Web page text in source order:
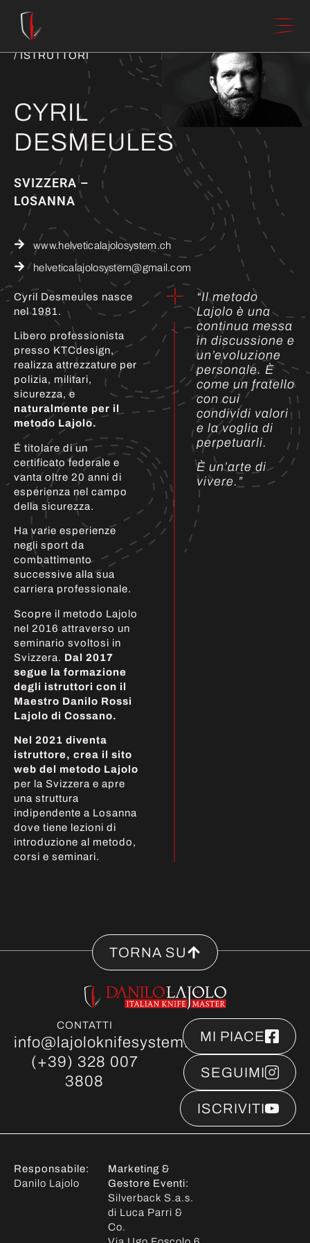
/ ISTRUTTORI
CYRIL
DESMEULES
SVIZZERA –
LOSANNA
www.helveticalajolosystem.ch
helveticalajolosystem@gmail.com
Cyril Desmeules nasce
nel 1981.
Libero professionista
presso KTCdesign,
realizza attrezzature per
polizia, militari,
sicurezza, e
naturalmente per il
metodo Lajolo.
É titolare di un
certificato federale e
vanta oltre 20 anni di
esperienza nel campo
della sicurezza.
Ha varie esperienze
negli sport da
combattimento
successive alla sua
carriera professionale.
Scopre il metodo Lajolo
nel 2016 attraverso un
seminario svoltosi in
Svizzera. Dal 2017
segue la formazione
degli istruttori con il
Maestro Danilo Rossi
Lajolo di Cossano.
Nel 2021 diventa
istruttore, crea il sito
web del metodo Lajolo
per la Svizzera e apre
una struttura
indipendente a Losanna
dove tiene lezioni di
introduzione al metodo,
corsi e seminari.
“Il metodo
Lajolo è una
continua messa
in discussione e
un’evoluzione
personale. È
come un fratello
con cui
condividi valori
e la voglia di
perpetuarli.
È un’arte di
vivere.”
TORNA SU
CONTATTI
info@lajoloknifesystem.it
(+39) 328 007
3808
MI PIACE
SEGUIMI
ISCRIVITI
Responsabile:
Danilo Lajolo
Marketing &
Gestore Eventi:
Silverback S.a.s.
di Luca Parri &
Co.